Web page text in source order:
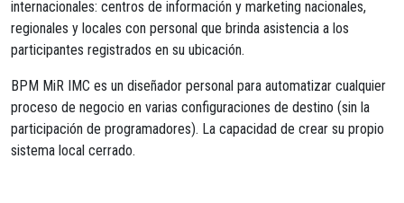
internacionales: centros de información y marketing nacionales,
regionales y locales con personal que brinda asistencia a los
participantes registrados en su ubicación.
BPM MiR IMC es un diseñador personal para automatizar cualquier
proceso de negocio en varias configuraciones de destino (sin la
participación de programadores). La capacidad de crear su propio
sistema local cerrado.